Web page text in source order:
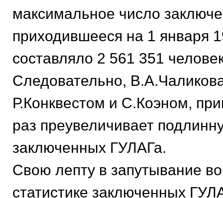
максимальное число
приходившееся на 1 января
составляло 2 561 351
Следовательно,
Р.Конквестом и С.Коэном,
раз преувеличивает
заключенных ГУЛАГа.
Свою лепту в запутывание
статистике заключенных